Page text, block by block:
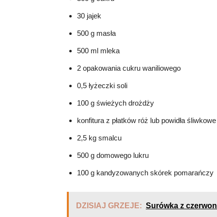
30 jajek
500 g masła
500 ml mleka
2 opakowania cukru waniliowego
0,5 łyżeczki soli
100 g świeżych drożdży
konfitura z płatków róż lub powidła śliwkowe
2,5 kg smalcu
500 g domowego lukru
100 g kandyzowanych skórek pomarańczy
DZISIAJ GRZEJE: Surówka z